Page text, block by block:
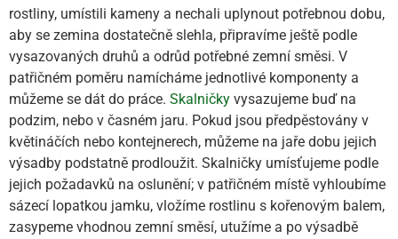
rostliny, umístili kameny a nechali uplynout potřebnou dobu,
aby se zemina dostatečně slehla, připravíme ještě podle
vysazovaných druhů a odrůd potřebné zemní směsi. V
patřičném poměru namícháme jednotlivé komponenty a
můžeme se dát do práce. Skalničky vysazujeme buď na
podzim, nebo v časném jaru. Pokud jsou předpěstovány v
květináčích nebo kontejnerech, můžeme na jaře dobu jejich
výsadby podstatně prodloužit. Skalničky umísťujeme podle
jejich požadavků na oslunění; v patřičném místě vyhloubíme
sázecí lopatkou jamku, vložíme rostlinu s kořenovým balem,
zasypeme vhodnou zemní směsí, utužíme a po výsadbě